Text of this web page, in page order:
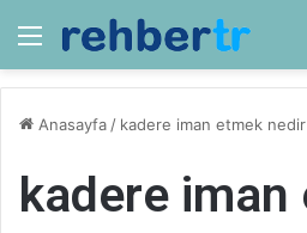
Menü
Anasayfa / kadere iman etmek nedir
kadere iman